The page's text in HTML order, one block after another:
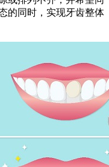
的同时，实现牙齿整体